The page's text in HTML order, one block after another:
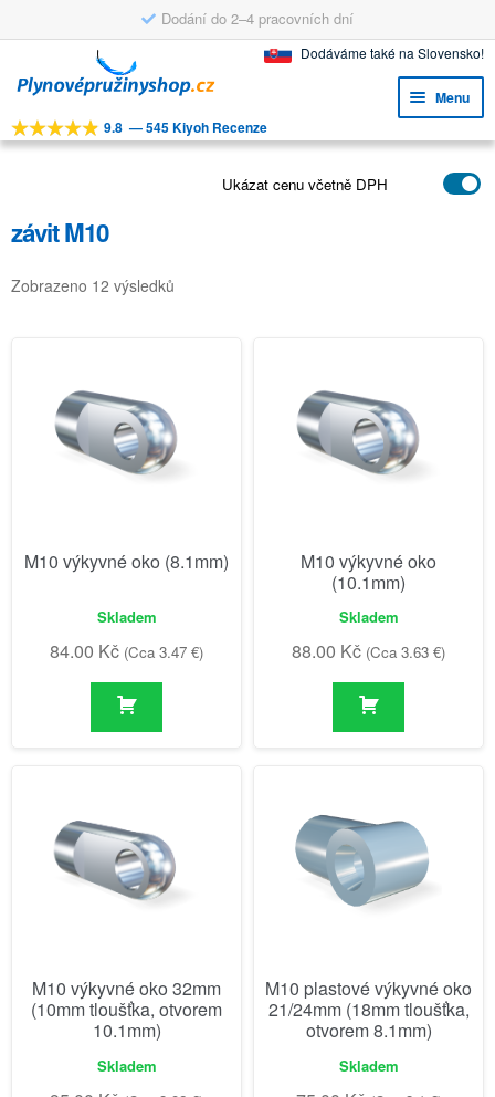
Dodání do 2–4 pracovních dní
na
k
webu
Dodáváme také na Slovensko!
Menu
NÁSTROJE
menu
APLIKACE
9.8 —545 Kiyoh Recenze
Ukázat cenu včetně DPH
závit M10
Zobrazeno 12 výsledků
M10 výkyvné oko (8.1mm)
Skladem
84.00 Kč (Cca 3.47 €)
M10 výkyvné oko
(10.1mm)
Skladem
88.00 Kč (Cca 3.63 €)
M10 výkyvné oko 32mm
(10mm tloušťka, otvorem
10.1mm)
Skladem
M10 plastové výkyvné oko
21/24mm (18mm tloušťka,
otvorem 8.1mm)
Skladem